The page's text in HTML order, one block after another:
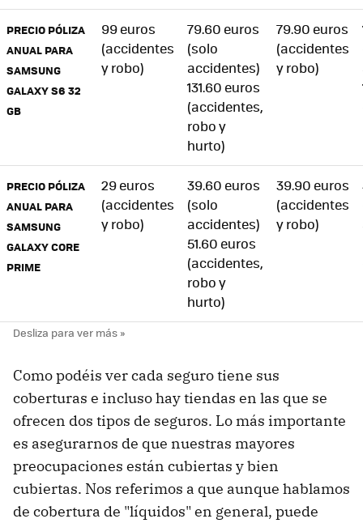
PRECIO PÓLIZA
ANUAL PARA
SAMSUNG
GALAXY S6 32
GB
99 euros
(accidentes
y robo)
79.60 euros
(solo
accidentes)
131.60 euros
(accidentes,
robo y
hurto)
79.90 euros
(accidentes
y robo)
PRECIO PÓLIZA
ANUAL PARA
SAMSUNG
GALAXY CORE
PRIME
29 euros
(accidentes
y robo)
39.60 euros
(solo
accidentes)
51.60 euros
(accidentes,
robo y
hurto)
39.90 euros
(accidentes
y robo)
Como podéis ver cada seguro tiene sus
coberturas e incluso hay tiendas en las que se
ofrecen dos tipos de seguros. Lo más importante
es asegurarnos de que nuestras mayores
preocupaciones están cubiertas y bien
cubiertas. Nos referimos a que aunque hablamos
de cobertura de "líquidos" en general, puede